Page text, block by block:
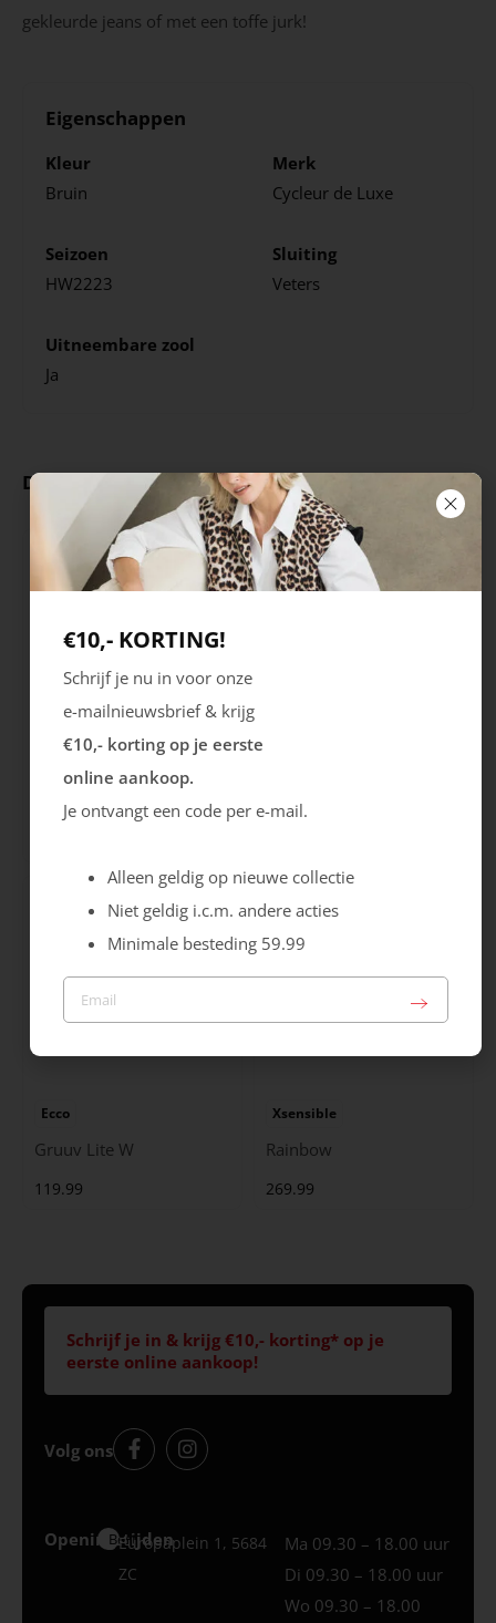
gekleurde jeans of met een toffe jurk!
Eigenschappen
Kleur
Bruin
Merk
Cycleur de Luxe
Seizoen
HW2223
Sluiting
Veters
Uitneembare zool
Ja
Deze producten ga je leuk vinden
Hairy Laars
Ecco
Gruuv Lite W
119.99
Xsensible
Rainbow
269.99
Schrijf je in & krijg €10,- korting* op je
eerste online aankoop!
Volg ons
Openingstijden
Best
Europaplein 1, 5684
ZC
Ma 09.30 – 18.00 uur
Di 09.30 – 18.00 uur
Wo 09.30 – 18.00
€10,- KORTING!
Schrijf je nu in voor onze
e-mailnieuwsbrief & krijg
€10,- korting op je eerste
online aankoop.
Je ontvangt een code per e-mail.
Alleen geldig op nieuwe collectie
Niet geldig i.c.m. andere acties
Minimale besteding 59.99